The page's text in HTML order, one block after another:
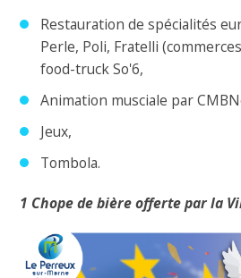
Restauration de spécialités
Perle, Poli, Fratelli
food-truck So'6,
Animation musciale par
Jeux,
Tombola.
1 Chope de bière offerte par la